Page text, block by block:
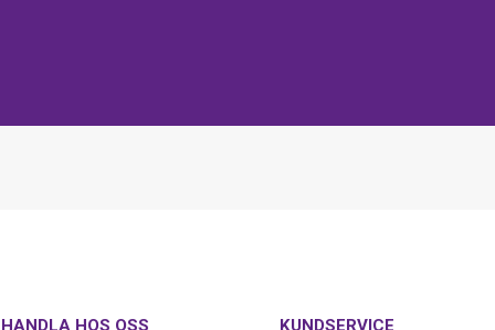
HANDLA HOS OSS KUNDSERVICE